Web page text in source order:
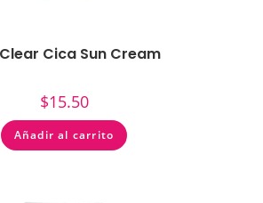
Cica Sun Cream
$15.50
Añadir al carrito